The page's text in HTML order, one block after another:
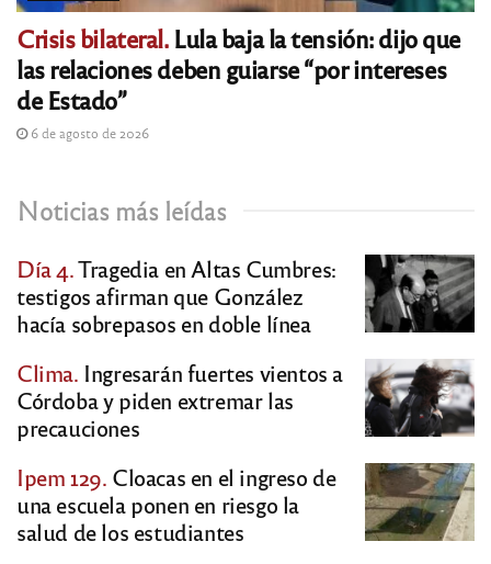
Crisis bilateral.Lula baja la tensión: dijo que
las relaciones deben guiarse “por intereses
de Estado”
6 de agosto de 2026
Noticias más leídas
Día 4.Tragedia en Altas Cumbres:
testigos afirman que González
hacía sobrepasos en doble línea
Clima. Ingresarán fuertes vientos a
Córdoba y piden extremar las
precauciones
Ipem 129. Cloacas en el ingreso de
una escuela ponen en riesgo la
salud de los estudiantes